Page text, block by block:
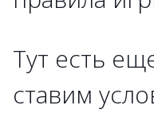
Тут есть
ставим